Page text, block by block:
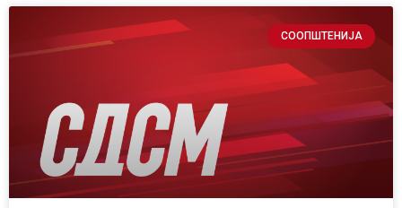
СООПШТЕНИЈА